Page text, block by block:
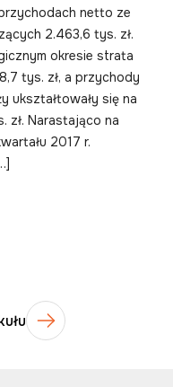
netto ze
2.463,6 tys. zł.
okresie strata
tys. zł, a przychody
ukształtowały się na
zł. Narastająco na
2017 r.